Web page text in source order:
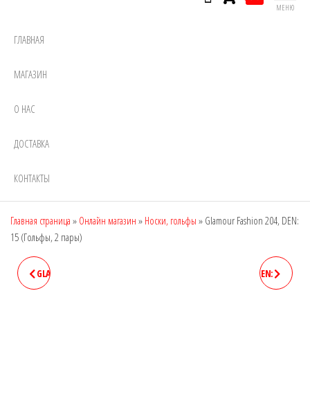
МЕНЮ
ГЛАВНАЯ
МАГАЗИН
О НАС
ДОСТАВКА
КОНТАКТЫ
Главная страница » Онлайн магазин » Носки, гольфы » Glamour Fashion 204, DEN:
15 (Гольфы, 2 пары)
GLAMOUR FASHION 103, DEN: GLAMOUR FASHION 205, DEN: